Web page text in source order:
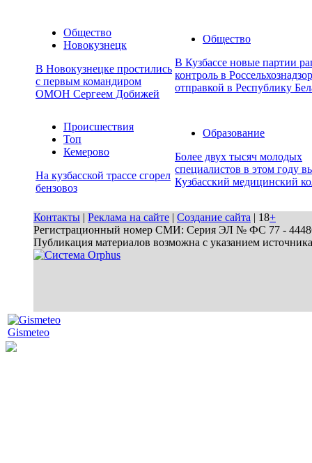
Общество
Новокузнецк
В Новокузнецке простились
с первым командиром
ОМОН Сергеем Добижей
Общество
В Кузбассе новые партии
контроль в
отправкой в Республику
Происшествия
Топ
Кемерово
На кузбасской трассе сгорел
бензовоз
Образование
Более двух тысяч молодых
специалистов в этом году
Кузбасский медицинский
Контакты | Реклама на сайте | Создание сайта | 18+
Регистрационный номер СМИ: Серия ЭЛ № ФС 77 - 44486
Публикация материалов возможна с указанием
Gismeteo